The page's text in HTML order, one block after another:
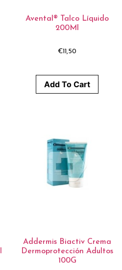
Avental® Talco Líquido
200Ml
€11,50
Add To Cart
Addermis Biactiv Crema
Dermoprotección Adultos
100G